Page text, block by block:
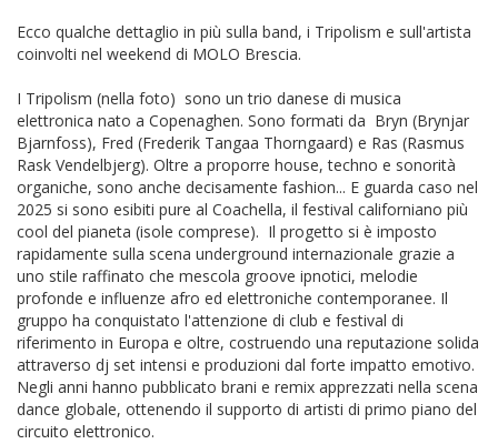
Ecco qualche dettaglio in più sulla band, i Tripolism e sull'artista
coinvolti nel weekend di MOLO Brescia.
I Tripolism (nella foto) sono un trio danese di musica
elettronica nato a Copenaghen. Sono formati da Bryn (Brynjar
Bjarnfoss), Fred (Frederik Tangaa Thorngaard) e Ras (Rasmus
Rask Vendelbjerg). Oltre a proporre house, techno e sonorità
organiche, sono anche decisamente fashion... E guarda caso nel
2025 si sono esibiti pure al Coachella, il festival californiano più
cool del pianeta (isole comprese). Il progetto si è imposto
rapidamente sulla scena underground internazionale grazie a
uno stile raffinato che mescola groove ipnotici, melodie
profonde e influenze afro ed elettroniche contemporanee. Il
gruppo ha conquistato l'attenzione di club e festival di
riferimento in Europa e oltre, costruendo una reputazione solida
attraverso dj set intensi e produzioni dal forte impatto emotivo.
Negli anni hanno pubblicato brani e remix apprezzati nella scena
dance globale, ottenendo il supporto di artisti di primo piano del
circuito elettronico.